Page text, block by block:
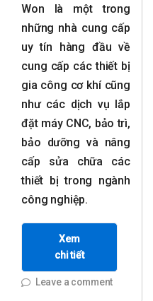
Won là một trong
những nhà cung cấp
uy tín hàng đầu về
cung cấp các thiết bị
gia công cơ khí cũng
như các dịch vụ lắp
đặt máy CNC, bảo trì,
bảo dưỡng và nâng
cấp sửa chữa các
thiết bị trong ngành
công nghiệp.
Xem
chi tiết
Leave a comment